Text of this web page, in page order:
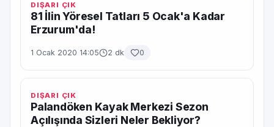
DIŞARI ÇIK
81 İlin Yöresel Tatları 5 Ocak'a Kadar
Erzurum'da!
1 Ocak 2020 14:05 2 dk 0
DIŞARI ÇIK
Palandöken Kayak Merkezi Sezon
Açılışında Sizleri Neler Bekliyor?